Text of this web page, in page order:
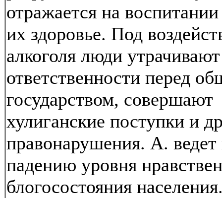
отражается на
их здоровье. Под
алкоголя люди
ответственности перед
государством, совершают
хулиганские поступки и
правонарушения. А. ведет
падению уровня
блогосостояния